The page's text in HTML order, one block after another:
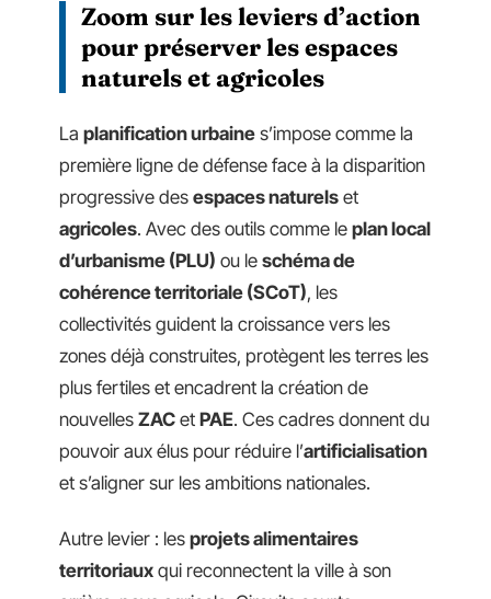
Zoom sur les leviers d’action
pour préserver les espaces
naturels et agricoles
La planification urbaine s’impose comme la
première ligne de défense face à la disparition
progressive des espaces naturels et
agricoles. Avec des outils comme le plan local
d’urbanisme (PLU) ou le schéma de
cohérence territoriale (SCoT), les
collectivités guident la croissance vers les
zones déjà construites, protègent les terres les
plus fertiles et encadrent la création de
nouvelles ZAC et PAE. Ces cadres donnent du
pouvoir aux élus pour réduire l’artificialisation
et s’aligner sur les ambitions nationales.
Autre levier : les projets alimentaires
territoriaux qui reconnectent la ville à son